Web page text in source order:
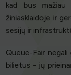
kad bus mažiau
žiniasklaidoje ir
sesijų ir
Queue-Fair negali
bilietus - jų